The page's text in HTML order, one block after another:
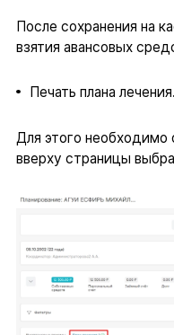
После сохранения на
взятия авансовых
Печать плана лечения.
Для этого необходимо
вверху страницы